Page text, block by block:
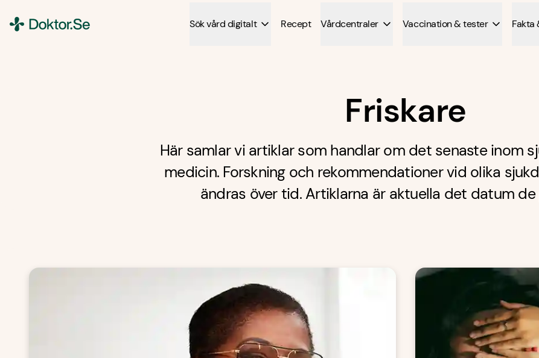
Sök vård digitalt Recept Vårdcentraler Vaccination & tester Fakta
Friskare
Här samlar vi artiklar som handlar om det senaste inom
medicin. Forskning och rekommendationer vid olika
ändras över tid. Artiklarna är aktuella det datum